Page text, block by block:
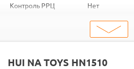
Контроль РРЦ
Нет
8
ШтрихКод
2000000056777
HUI NA TOYS HN1510